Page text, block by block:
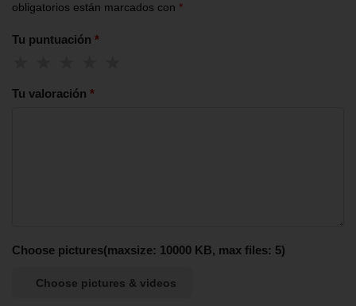
obligatorios están marcados con *
Tu puntuación *
Tu valoración *
Choose pictures(maxsize: 10000 KB, max files: 5)
Choose pictures & videos